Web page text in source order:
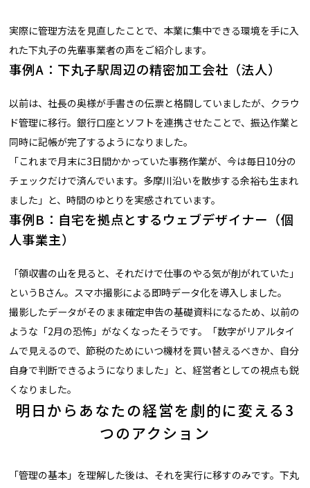
実際に管理方法を見直したことで、本業に集中できる環境を手に入
れた下丸子の先輩事業者の声をご紹介します。
事例A：下丸子駅周辺の精密加工会社（法人）
以前は、社長の奥様が手書きの伝票と格闘していましたが、クラウ
ド管理に移行。銀行口座とソフトを連携させたことで、振込作業と
同時に記帳が完了するようになりました。
「これまで月末に3日間かかっていた事務作業が、今は毎日10分の
チェックだけで済んでいます。多摩川沿いを散歩する余裕も生まれ
ました」と、時間のゆとりを実感されています。
事例B：自宅を拠点とするウェブデザイナー（個
人事業主）
「領収書の山を見ると、それだけで仕事のやる気が削がれていた」
というBさん。スマホ撮影による即時データ化を導入しました。
撮影したデータがそのまま確定申告の基礎資料になるため、以前の
ような「2月の恐怖」がなくなったそうです。「数字がリアルタイ
ムで見えるので、節税のためにいつ機材を買い替えるべきか、自分
自身で判断できるようになりました」と、経営者としての視点も鋭
くなりました。
明日からあなたの経営を劇的に変える3
つのアクション
「管理の基本」を理解した後は、それを実行に移すのみです。下丸